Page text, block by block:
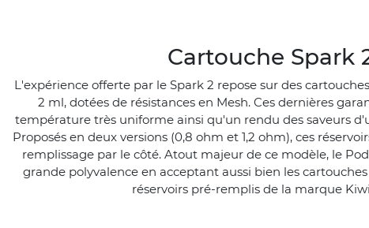
Cartouche Spark
L'expérience offerte par le Spark 2 repose sur des
2 ml, dotées de résistances en Mesh. Ces dernières
température très uniforme ainsi qu'un rendu des saveurs
Proposés en deux versions (0,8 ohm et 1,2 ohm), ces
remplissage par le côté. Atout majeur de ce modèle, le
grande polyvalence en acceptant aussi bien les
réservoirs pré-remplis de la marque